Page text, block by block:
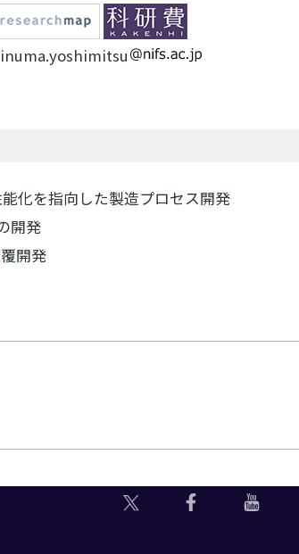
化を指向した製造プロセス開発
開発
開発